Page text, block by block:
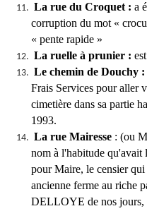
La rue du Croquet : a
corruption du mot «
« pente rapide »
La ruelle à prunier :
Le chemin de Douchy :
Frais Services pour aller
cimetière dans sa partie
1993.
La rue Mairesse : (ou
nom à l'habitude qu'avait
pour Maire, le censier
ancienne ferme au riche
DELLOYE de nos jours,